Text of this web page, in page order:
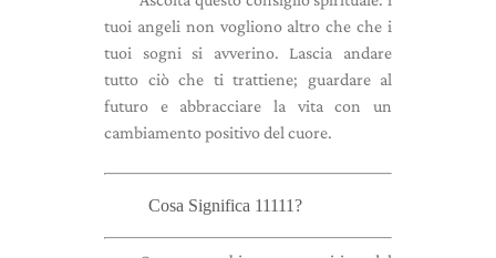
tuoi angeli non vogliono altro che che i
tuoi sogni si avverino. Lascia andare
tutto ciò che ti trattiene; guardare al
futuro e abbracciare la vita con un
cambiamento positivo del cuore.
Cosa Significa 11111?